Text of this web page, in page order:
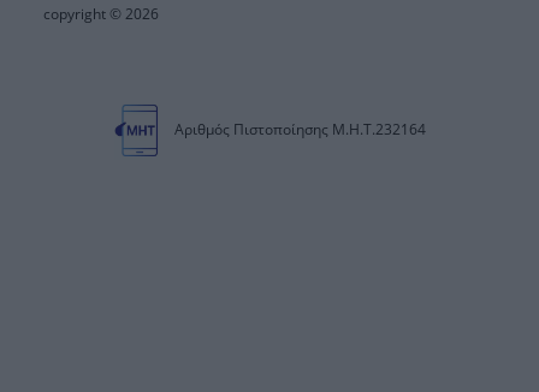
copyright © 2026
Αριθμός Πιστοποίησης Μ.Η.Τ.232164